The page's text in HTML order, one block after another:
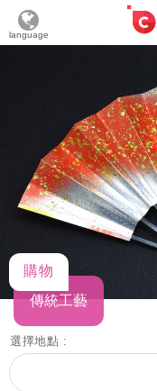
language
購物
傳統工藝
選擇地點 :